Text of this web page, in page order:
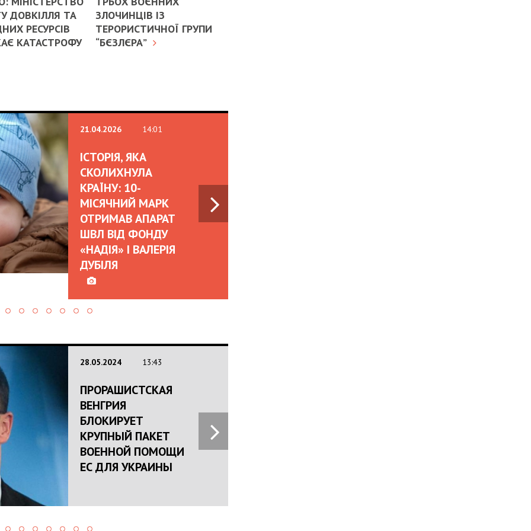
ДОВКІЛЛЯ ТА
РЕСУРСІВ
КАТАСТРОФУ
ЗЛОЧИНЦІВ ІЗ
ТЕРОРИСТИЧНОЇ ГРУПИ
“БЄЗЛЄРА”
21.04.2026 14:01
ІСТОРІЯ, ЯКА
СКОЛИХНУЛА
КРАЇНУ: 10-
МІСЯЧНИЙ МАРК
ОТРИМАВ АПАРАТ
ШВЛ ВІД ФОНДУ
«НАДІЯ» І ВАЛЕРІЯ
ДУБІЛЯ
28.05.2024 13:43
ПРОРАШИСТСКАЯ
ВЕНГРИЯ
БЛОКИРУЕТ
КРУПНЫЙ ПАКЕТ
ВОЕННОЙ ПОМОЩИ
ЕС ДЛЯ УКРАИНЫ